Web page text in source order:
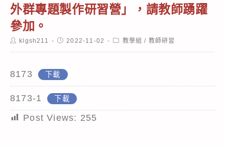
外群專題製作研習營」，請教師踴躍
參加。
Postklgsh211
Post2022-11-02
Post教學組 / 教師研習
8173 下載
8173-1 下載
Post Views: 255